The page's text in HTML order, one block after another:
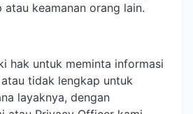
atau keamanan orang lain.
hak untuk meminta informasi
tidak lengkap untuk
layaknya, dengan